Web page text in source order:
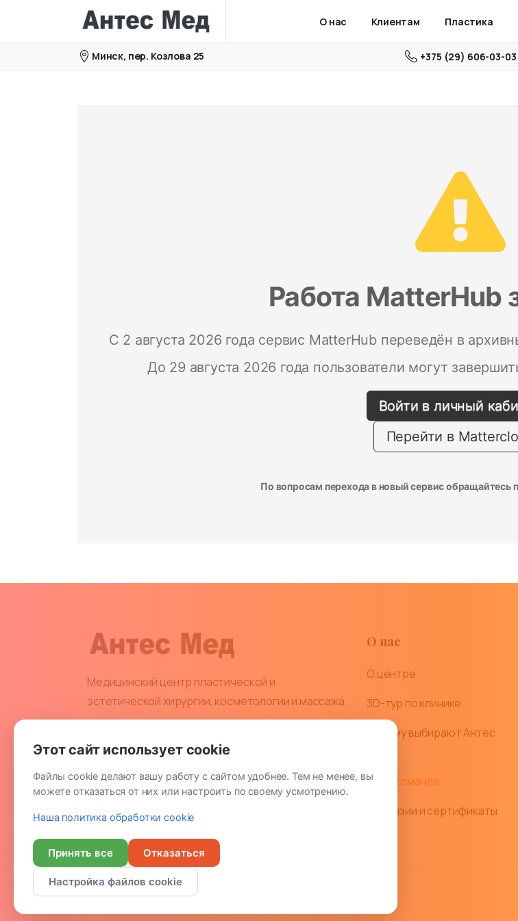
О нас Клиентам Пластика
Минск, пер. Козлова 25 +375 (29) 606-03-03
Медицинский центр пластической и
эстетической хирургии, косметологии и массажа.
О нас
О центре
3D-тур по клинике
Почему выбирают Антес
Наша команда
Лицензии и сертификаты
AntesMedbyzialionka© All rights reserved
Этот сайт использует cookie
Файлы cookie делают вашу работу с сайтом удобнее. Тем не менее, вы
можете отказаться от них или настроить по своему усмотрению.
Наша политика обработки cookie
Принять все Отказаться
Настройка файлов cookie